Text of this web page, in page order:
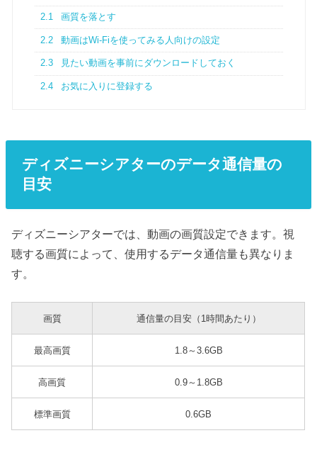
2.1 画質を落とす
2.2 動画はWi-Fiを使ってみる人向けの設定
2.3 見たい動画を事前にダウンロードしておく
2.4 お気に入りに登録する
ディズニーシアターのデータ通信量の
目安
ディズニーシアターでは、動画の画質設定できます。視
聴する画質によって、使用するデータ通信量も異なりま
す。
画質 通信量の目安（1時間あたり）
最高画質 1.8～3.6GB
高画質 0.9～1.8GB
標準画質 0.6GB